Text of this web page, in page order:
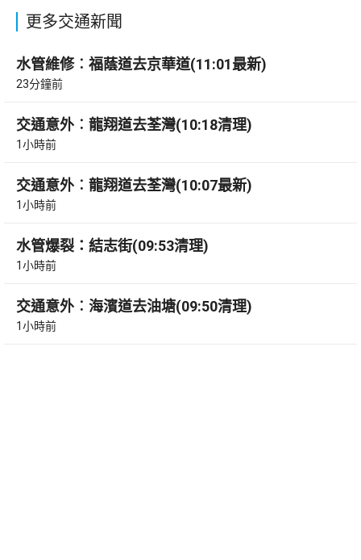
更多交通新聞
水管維修︰福蔭道去京華道(11:01最新)
23分鐘前
交通意外︰龍翔道去荃灣(10:18清理)
1小時前
交通意外︰龍翔道去荃灣(10:07最新)
1小時前
水管爆裂：結志街(09:53清理)
1小時前
交通意外︰海濱道去油塘(09:50清理)
1小時前